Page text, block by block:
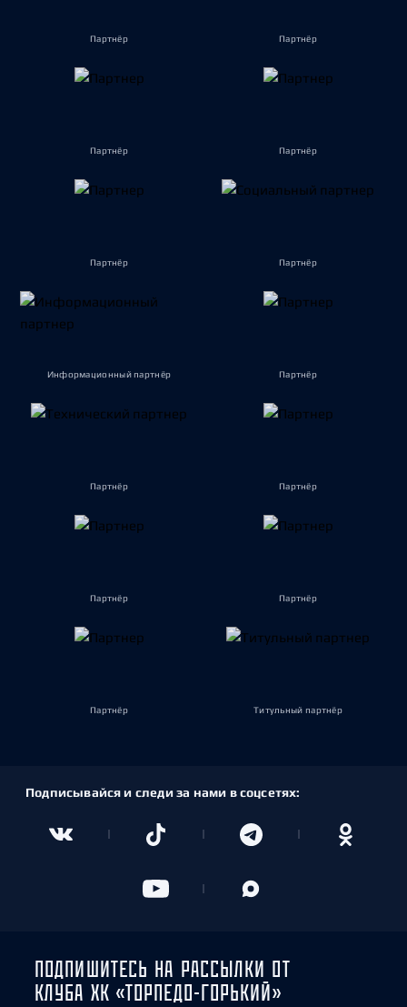
Партнёр Партнёр
Партнёр Партнёр
Партнёр Партнёр
Информационный партнёр Партнёр
Партнёр Партнёр
Партнёр Партнёр
Партнёр Титульный партнёр
Подписывайся и следи за нами в соцсетях:
ПОДПИШИТЕСЬ НА РАССЫЛКИ ОТ
КЛУБА ХК «ТОРПЕДО-ГОРЬКИЙ»